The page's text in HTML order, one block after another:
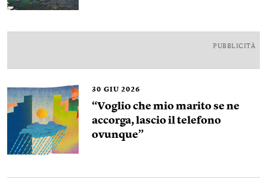
PUBBLICITÀ
30 GIU 2026
“Voglio che mio marito se ne
accorga, lascio il telefono
ovunque”